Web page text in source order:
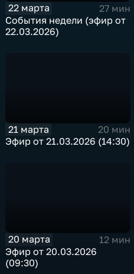
22 марта
27 мин
События недели (эфир от
22.03.2026)
21 марта
20 мин
Эфир от 21.03.2026 (14:30)
20 марта
12 мин
Эфир от 20.03.2026
(09:30)